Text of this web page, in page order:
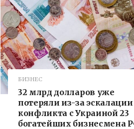
БИЗНЕС
32 млрд долларов уже
потеряли из-за эскалации
конфликта с Украиной 23
богатейших бизнесмена